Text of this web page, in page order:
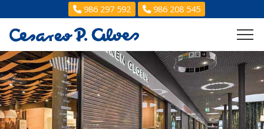
986 297 592 986 208 545